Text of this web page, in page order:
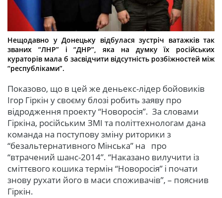
Нещодавно у Донецьку відбулася зустріч ватажків так
званих “ЛНР” і “ДНР”, яка на думку їх російських
кураторів мала б засвідчити відсутність розбіжностей між
“республіками”.
Показово, що в цей же деньекс-лідер бойовиків
Ігор Гіркін у своєму блозі робить заяву про
відродження проекту “Новоросія”. За словами
Гіркіна, російським ЗМІ та політтехнологам дана
команда на поступову зміну риторики з
“безальтернативного Мінська” на про
“втрачений шанс-2014”. “Наказано вилучити із
сміттєвого кошика термін “Новоросія” і почати
знову рухати його в маси споживачів”, – пояснив
Гіркін.